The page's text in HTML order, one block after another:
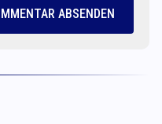
ABSENDEN